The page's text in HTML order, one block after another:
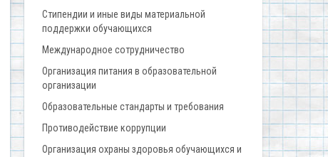
Стипендии и иные виды материальной
поддержки обучающихся
Международное сотрудничество
Организация питания в образовательной
организации
Образовательные стандарты и требования
Противодействие коррупции
Организация охраны здоровья обучающихся и